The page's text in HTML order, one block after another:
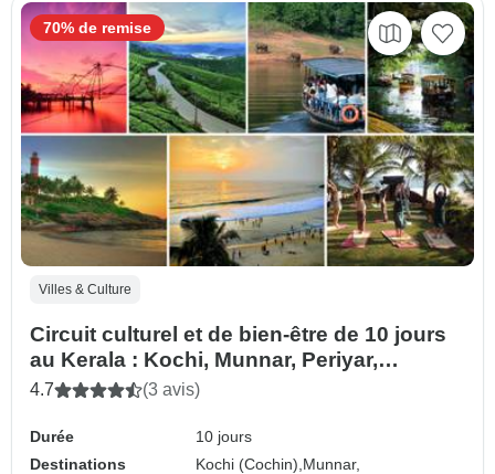
Villes & Culture
Circuit culturel et de bien-être de 10 jours
au Kerala : Kochi, Munnar, Periyar,
Alleppey, Kovalam
4.7 (3 avis)
Durée
10 jours
Destinations
Kochi (Cochin), Munnar,
70% de remise